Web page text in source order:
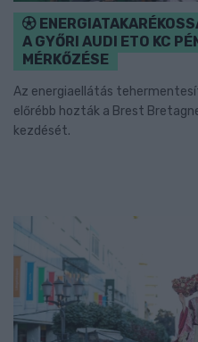
A GYŐRI AUDI ETO KC
MÉRKŐZÉSE
Az energiaellátás
előrébb hozták a Brest
kezdését.